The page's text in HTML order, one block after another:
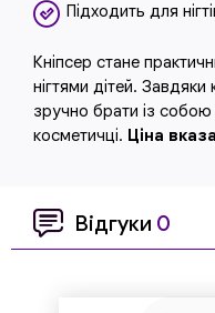
Підходить для
Кніпсер стане
нігтями дітей.
зручно брати із
косметичці. Ціна
Відгуки 0